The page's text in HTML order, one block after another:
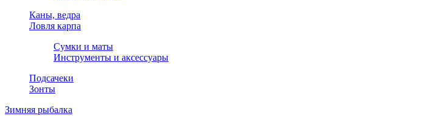
Каны, ведра
Ловля карпа
Сумки и маты
Инструменты и аксессуары
Подсачеки
Зонты
Зимняя рыбалка